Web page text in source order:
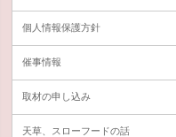
個人情報保護方針
催事情報
取材の申し込み
天草、スローフードの話